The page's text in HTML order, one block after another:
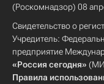
(Роскомнадзор) 08
Свидетельство о
Учредитель:
предприятие
«Россия сегодня»
Правила